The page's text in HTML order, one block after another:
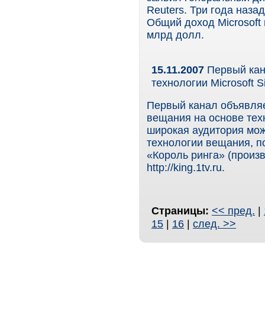
Reuters. Три года
Общий доход Microsoft
млрд долл.
15.11.2007 Первый
технологии Microsoft
Первый канал
вещания на основе
широкая аудитория
технологии вещания,
«Король ринга»
http://king.1tv.ru.
Страницы: << пред. |
15 | 16 | след. >>